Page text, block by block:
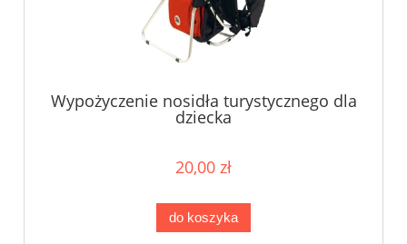
Wypożyczenie nosidła turystycznego dla
dziecka
20,00 zł
do koszyka